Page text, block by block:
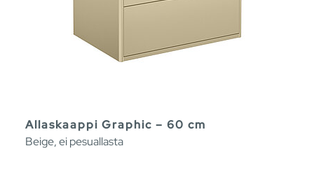
Allaskaappi Graphic – 60 cm
Beige, ei pesuallasta